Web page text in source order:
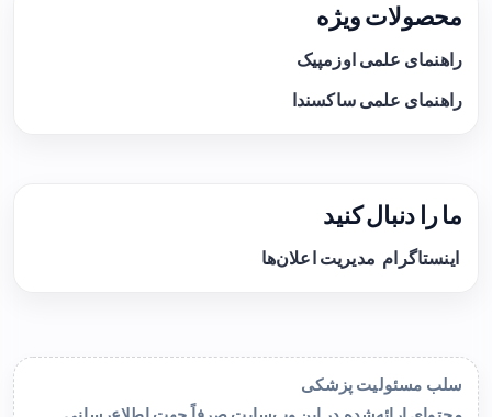
محصولات ویژه
راهنمای علمی اوزمپیک
راهنمای علمی ساکسندا
ما را دنبال کنید
اینستاگرام مدیریت اعلان‌ها
سلب مسئولیت پزشکی